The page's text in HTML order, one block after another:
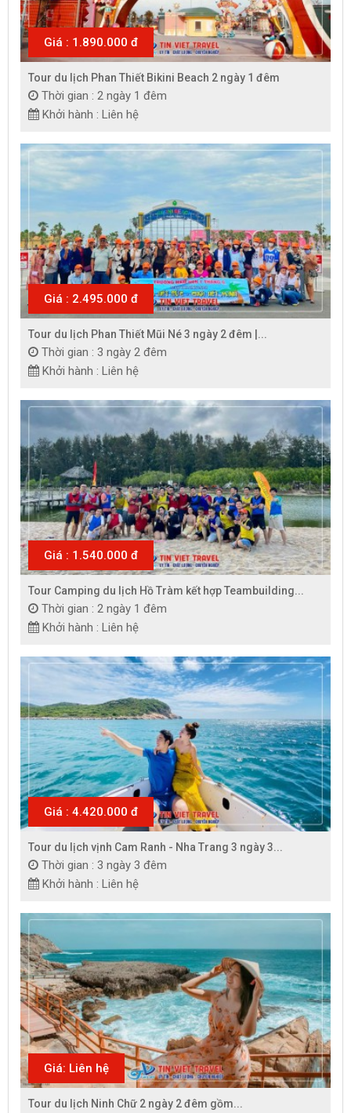
Giá : 1.890.000 đ
Tour du lịch Phan Thiết Bikini Beach 2 ngày 1 đêm
Thời gian : 2 ngày 1 đêm
Khởi hành : Liên hệ
Giá : 2.495.000 đ
Tour du lịch Phan Thiết Mũi Né 3 ngày 2 đêm |...
Thời gian : 3 ngày 2 đêm
Khởi hành : Liên hệ
Giá : 1.540.000 đ
Tour Camping du lịch Hồ Tràm kết hợp Teambuilding...
Thời gian : 2 ngày 1 đêm
Khởi hành : Liên hệ
Giá : 4.420.000 đ
Tour du lịch vịnh Cam Ranh - Nha Trang 3 ngày 3...
Thời gian : 3 ngày 3 đêm
Khởi hành : Liên hệ
Giá: Liên hệ
Tour du lịch Ninh Chữ 2 ngày 2 đêm gồm...